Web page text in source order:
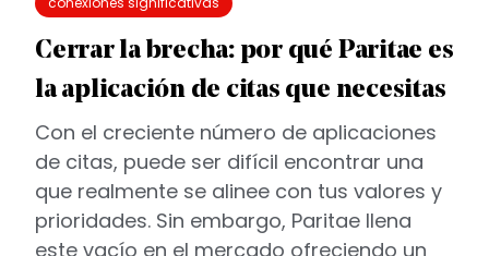
Cerrar la brecha: por qué Paritae es
la aplicación de citas que necesitas
Con el creciente número de aplicaciones
de citas, puede ser difícil encontrar una
que realmente se alinee con tus valores y
prioridades. Sin embargo, Paritae llena
este vacío en el mercado ofreciendo un